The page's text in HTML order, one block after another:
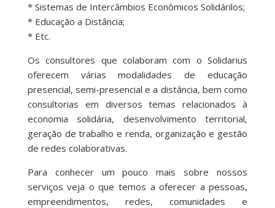
* Sistemas de Intercâmbios Econômicos Solidárilos;
* Educação a Distância;
* Etc.
Os consultores que colaboram com o Solidarius
oferecem várias modalidades de educação
presencial, semi-presencial e a distância, bem como
consultorias em diversos temas relacionados à
economia solidária, desenvolvimento territorial,
geração de trabalho e renda, organização e gestão
de redes colaborativas.
Para conhecer um pouco mais sobre nossos
serviços veja o que temos a oferecer a pessoas,
empreendimentos, redes, comunidades e